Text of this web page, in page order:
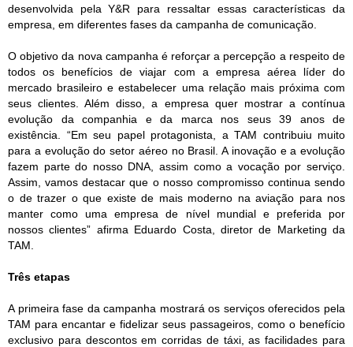
desenvolvida pela Y&R para ressaltar essas características da
empresa, em diferentes fases da campanha de comunicação.
O objetivo da nova campanha é reforçar a percepção a respeito de
todos os benefícios de viajar com a empresa aérea líder do
mercado brasileiro e estabelecer uma relação mais próxima com
seus clientes. Além disso, a empresa quer mostrar a contínua
evolução da companhia e da marca nos seus 39 anos de
existência. “Em seu papel protagonista, a TAM contribuiu muito
para a evolução do setor aéreo no Brasil. A inovação e a evolução
fazem parte do nosso DNA, assim como a vocação por serviço.
Assim, vamos destacar que o nosso compromisso continua sendo
o de trazer o que existe de mais moderno na aviação para nos
manter como uma empresa de nível mundial e preferida por
nossos clientes” afirma Eduardo Costa, diretor de Marketing da
TAM.
Três etapas
A primeira fase da campanha mostrará os serviços oferecidos pela
TAM para encantar e fidelizar seus passageiros, como o benefício
exclusivo para descontos em corridas de táxi, as facilidades para